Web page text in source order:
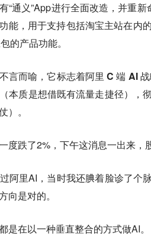
“通义”App进行全面改造，并重
能，用于支持包括淘宝主站在内
的产品功能。
言而喻，它标志着阿里 C 端 AI
本质是想借既有流量走捷径），
）。
度跌了2%，下午这消息一出来，
阿里AI，当时我还腆着脸诊了个
向是对的。
是在以一种垂直整合的方式做AI。